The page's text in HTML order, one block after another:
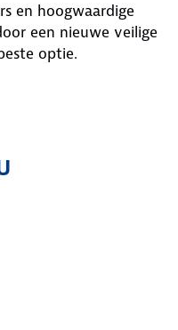
en hoogwaardige
een nieuwe veilige
optie.